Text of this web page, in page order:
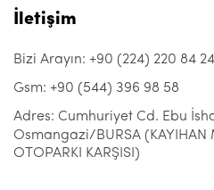
İletişim
Bizi Arayın: +90 (224) 220 84 24
Gsm: +90 (544) 396 98 58
Adres: Cumhuriyet Cd. Ebu
Osmangazi/BURSA (KAYIHAN
OTOPARKI KARŞISI)